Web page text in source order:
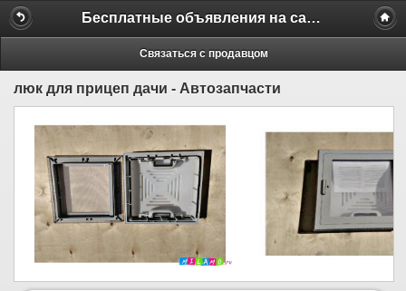
Бесплатные объявления на сайте MILAMO.ru
Связаться с продавцом
люк для прицеп дачи - Автозапчасти